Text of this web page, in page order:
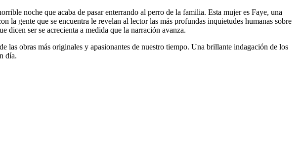
noche que acaba de pasar enterrando al perro de la familia. Esta mujer es Faye, una
la gente que se encuentra le revelan al lector las más profundas inquietudes humanas sobre
ser se acrecienta a medida que la narración avanza.
las obras más originales y apasionantes de nuestro tiempo. Una brillante indagación de los
día.